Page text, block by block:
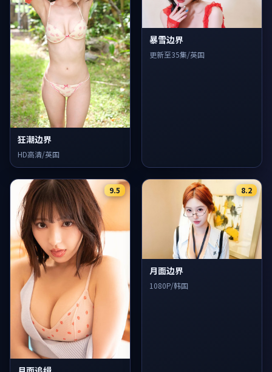
狂潮边界
HD高清/英国
暴雪边界
更新至35集/英国
9.5 8.2
月面边界
1080P/韩国